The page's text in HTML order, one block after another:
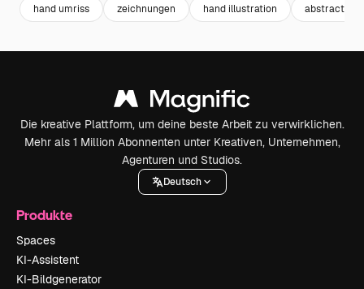
hand umriss zeichnungen hand illustration abstract
Die kreative Plattform, um deine beste Arbeit zu verwirklichen.
Mehr als 1 Million Abonnenten unter Kreativen, Unternehmen,
Agenturen und Studios.
Deutsch
Produkte
Spaces
KI-Assistent
KI-Bildgenerator